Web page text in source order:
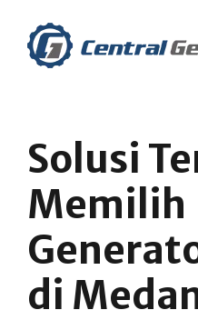
content
Solusi
Memilih
di